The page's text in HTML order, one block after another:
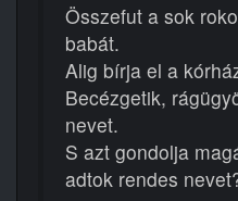
Összefut a sok
babát.
Alig bírja el a
Becézgetik,
nevet.
S azt gondolja
adtok rendes